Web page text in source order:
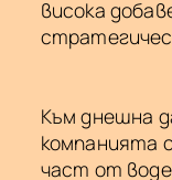
висока
Към днешна
компанията
част от